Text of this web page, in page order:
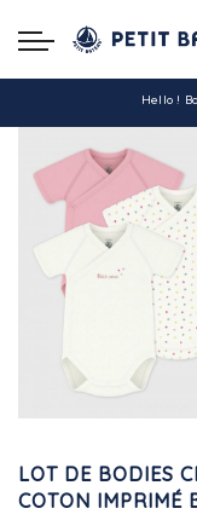
Hello !
La
-10% pour tout
LOT DE BODIES
COTON IMPRIMÉ